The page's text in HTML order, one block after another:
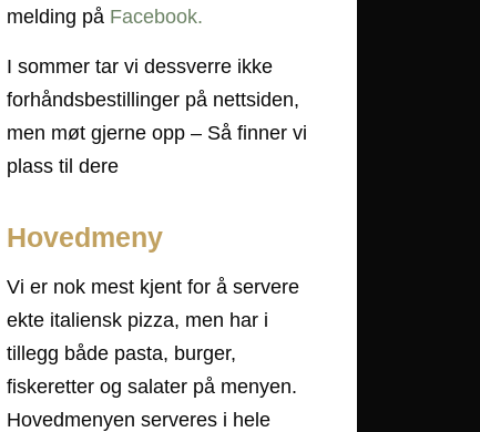
melding på Facebook.
I sommer tar vi dessverre ikke
forhåndsbestillinger på nettsiden,
men møt gjerne opp – Så finner vi
plass til dere
Hovedmeny
Vi er nok mest kjent for å servere
ekte italiensk pizza, men har i
tillegg både pasta, burger,
fiskeretter og salater på menyen.
Hovedmenyen serveres i hele